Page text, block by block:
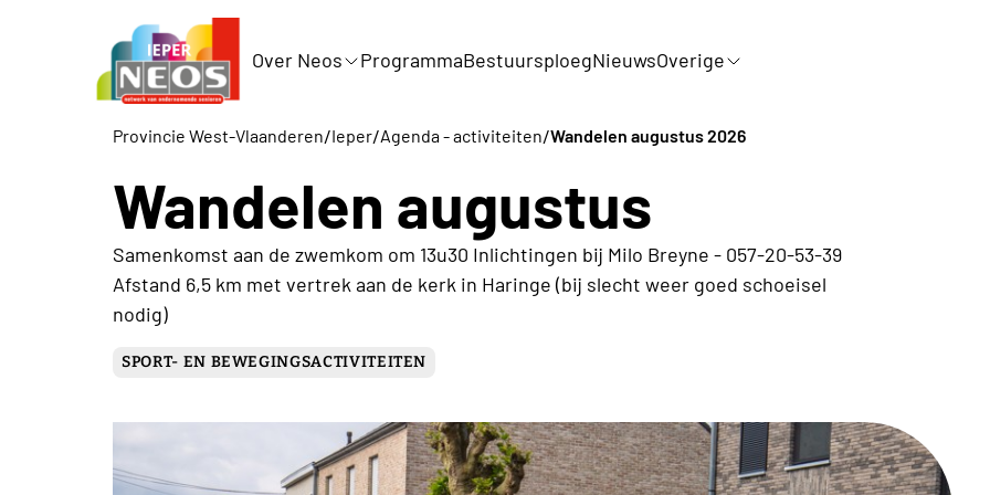
Over Neos ProgrammaBestuursploegNieuwsOverige
Provincie West-Vlaanderen/Ieper/Agenda - activiteiten/Wandelen augustus 2026
Wandelen augustus
Samenkomst aan de zwemkom om 13u30 Inlichtingen bij Milo Breyne - 057-20-53-39
Afstand 6,5 km met vertrek aan de kerk in Haringe (bij slecht weer goed schoeisel
nodig)
SPORT- EN BEWEGINGSACTIVITEITEN